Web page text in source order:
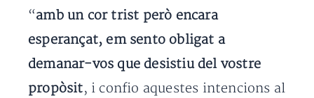
“amb un cor trist però encara
esperançat, em sento obligat a
demanar-vos que desistiu del vostre
propòsit, i confio aquestes intencions al